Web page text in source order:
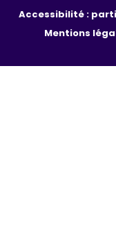
Accessibilité :
Mentions